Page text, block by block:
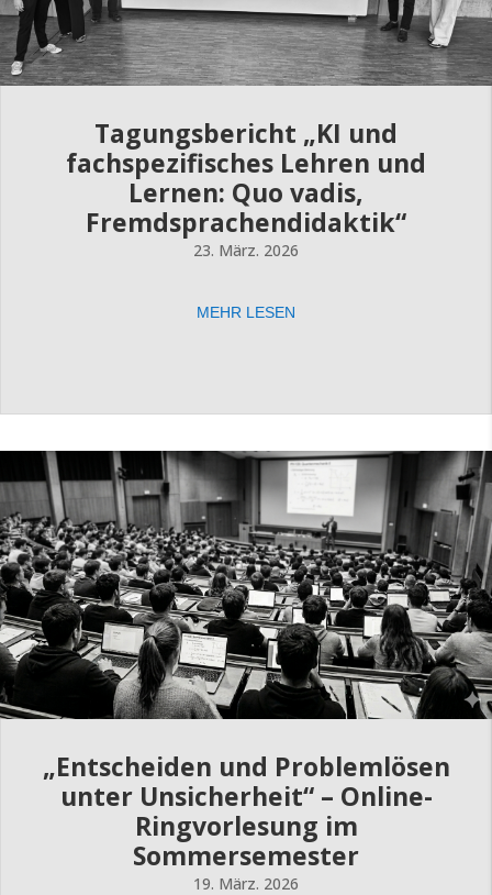
Tagungsbericht „KI und
fachspezifisches Lehren und
Lernen: Quo vadis,
Fremdsprachendidaktik“
23. März. 2026
MEHR LESEN
„Entscheiden und Problemlösen
unter Unsicherheit“ – Online-
Ringvorlesung im
Sommersemester
19. März. 2026